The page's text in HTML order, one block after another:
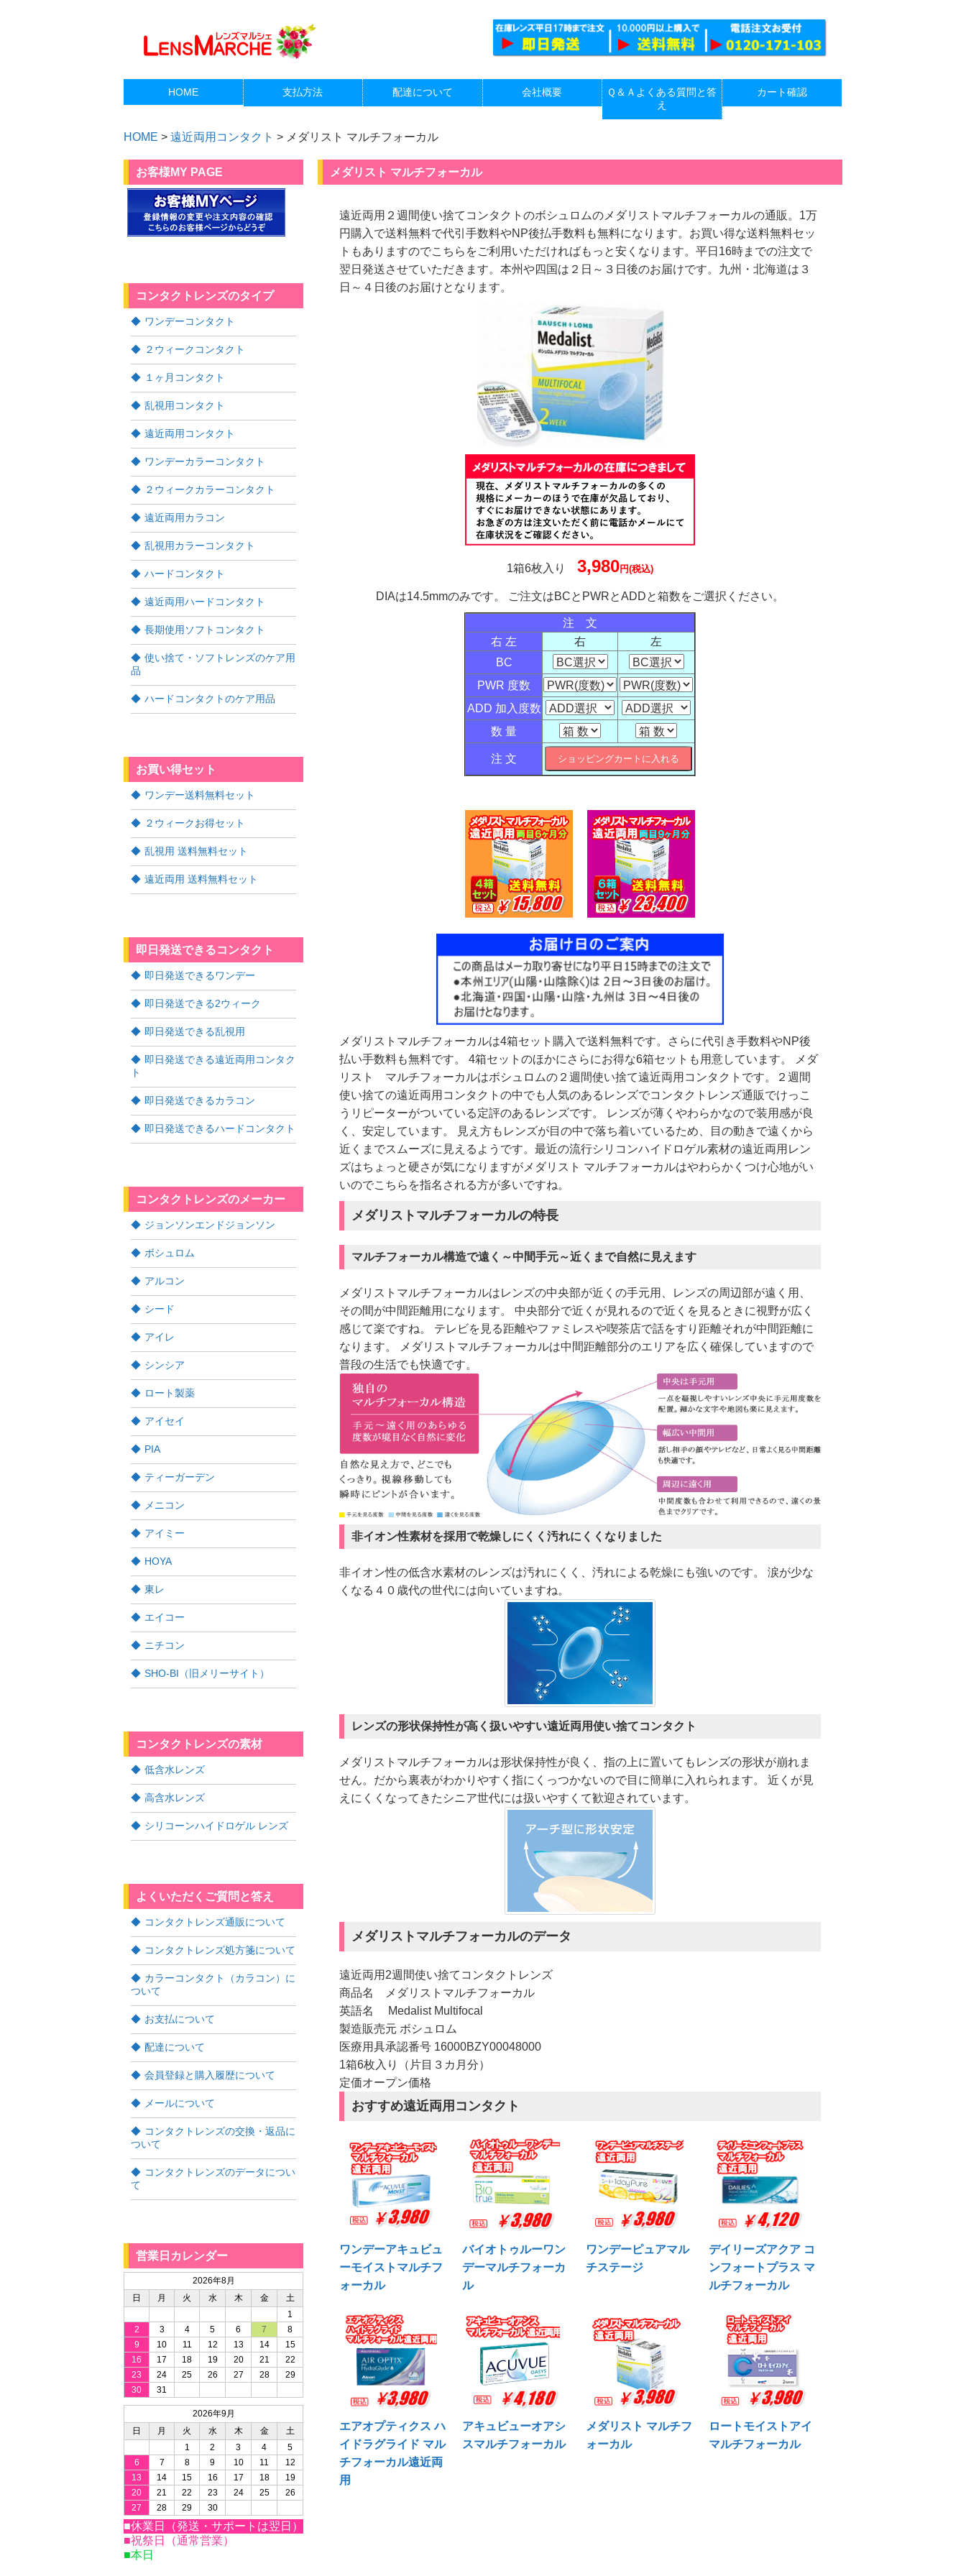
HOME 支払方法 配達について 会社概要
Ｑ＆Ａよくある質問と答
え
カート確認
HOME > 遠近両用コンタクト > メダリスト マルチフォーカル
メダリスト マルチフォーカル
遠近両用２週間使い捨てコンタクトのボシュロムのメダリストマルチフォーカルの通販。1万
円購入で送料無料で代引手数料やNP後払手数料も無料になります。お買い得な送料無料セッ
トもありますのでこちらをご利用いただければもっと安くなります。平日16時までの注文で
翌日発送させていただきます。本州や四国は２日～３日後のお届けです。九州・北海道は３
日～４日後のお届けとなります。
1箱6枚入り 3,980円(税込)
DIAは14.5mmのみです。 ご注文はBCとPWRとADDと箱数をご選択ください。
注 文
右 左
右
左
BC
PWR 度数
ADD 加入度数
数 量
注 文
メダリストマルチフォーカルは4箱セット購入で送料無料です。さらに代引き手数料やNP後
払い手数料も無料です。 4箱セットのほかにさらにお得な6箱セットも用意しています。 メダ
リスト マルチフォーカルはボシュロムの２週間使い捨て遠近両用コンタクトです。２週間
使い捨ての遠近両用コンタクトの中でも人気のあるレンズでコンタクトレンズ通販でけっこ
うリピーターがついている定評のあるレンズです。 レンズが薄くやわらかなので装用感が良
く、安定しています。 見え方もレンズが目の中で落ち着いているため、目の動きで遠くから
近くまでスムーズに見えるようです。最近の流行シリコンハイドロゲル素材の遠近両用レン
ズはちょっと硬さが気になりますがメダリスト マルチフォーカルはやわらかくつけ心地がい
いのでこちらを指名される方が多いですね。
メダリストマルチフォーカルの特長
マルチフォーカル構造で遠く～中間手元～近くまで自然に見えます
メダリストマルチフォーカルはレンズの中央部が近くの手元用、レンズの周辺部が遠く用、
その間が中間距離用になります。 中央部分で近くが見れるので近くを見るときに視野が広く
感じて楽ですね。 テレビを見る距離やファミレスや喫茶店で話をすり距離それが中間距離に
なります。 メダリストマルチフォーカルは中間距離部分のエリアを広く確保していますので
普段の生活でも快適です。
非イオン性素材を採用で乾燥しにくく汚れにくくなりました
非イオン性の低含水素材のレンズは汚れにくく、汚れによる乾燥にも強いのです。 涙が少な
くなる４０歳代の世代には向いていますね。
レンズの形状保持性が高く扱いやすい遠近両用使い捨てコンタクト
メダリストマルチフォーカルは形状保持性が良く、指の上に置いてもレンズの形状が崩れま
せん。だから裏表がわかりやすく指にくっつかないので目に簡単に入れられます。 近くが見
えにくくなってきたシニア世代には扱いやすくて歓迎されています。
メダリストマルチフォーカルのデータ
遠近両用2週間使い捨てコンタクトレンズ
商品名 メダリストマルチフォーカル
英語名 Medalist Multifocal
製造販売元 ボシュロム
医療用具承認番号 16000BZY00048000
1箱6枚入り（片目３カ月分）
定価オープン価格
おすすめ遠近両用コンタクト
ワンデーアキュビュ
ーモイストマルチフ
ォーカル
バイオトゥルーワン
デーマルチフォーカ
ル
ワンデーピュアマル
チステージ
デイリーズアクア コ
ンフォートプラス マ
ルチフォーカル
エアオプティクス ハ
イドラグライド マル
チフォーカル遠近両
用
アキュビューオアシ
スマルチフォーカル
メダリスト マルチフ
ォーカル
ロートモイストアイ
マルチフォーカル
お客様MY PAGE
コンタクトレンズのタイプ
ワンデーコンタクト
２ウィークコンタクト
１ヶ月コンタクト
乱視用コンタクト
遠近両用コンタクト
ワンデーカラーコンタクト
２ウィークカラーコンタクト
遠近両用カラコン
乱視用カラーコンタクト
ハードコンタクト
遠近両用ハードコンタクト
長期使用ソフトコンタクト
使い捨て・ソフトレンズのケア用
品
ハードコンタクトのケア用品
お買い得セット
ワンデー送料無料セット
２ウィークお得セット
乱視用 送料無料セット
遠近両用 送料無料セット
即日発送できるコンタクト
即日発送できるワンデー
即日発送できる2ウィーク
即日発送できる乱視用
即日発送できる遠近両用コンタク
ト
即日発送できるカラコン
即日発送できるハードコンタクト
コンタクトレンズのメーカー
ジョンソンエンドジョンソン
ボシュロム
アルコン
シード
アイレ
シンシア
ロート製薬
アイセイ
PIA
ティーガーデン
メニコン
アイミー
HOYA
東レ
エイコー
ニチコン
SHO-BI（旧メリーサイト）
コンタクトレンズの素材
低含水レンズ
高含水レンズ
シリコーンハイドロゲル レンズ
よくいただくご質問と答え
コンタクトレンズ通販について
コンタクトレンズ処方箋について
カラーコンタクト（カラコン）に
ついて
お支払について
配達について
会員登録と購入履歴について
メールについて
コンタクトレンズの交換・返品に
ついて
コンタクトレンズのデータについ
て
営業日カレンダー
2026年8月
日
月 火 水 木 金
土
1
2
3 4 5 6 7
8
9
10 11 12 13 14
15
16
17 18 19 20 21
22
23
24 25 26 27 28
29
30
31
2026年9月
日
月 火 水 木 金
土
1
2 3 4
5
6
7 8 9 10 11
12
13
14 15 16 17 18
19
20
21 22 23 24 25
26
27
28 29 30
■休業日（発送・サポートは翌日）
■祝祭日（通常営業）
■本日